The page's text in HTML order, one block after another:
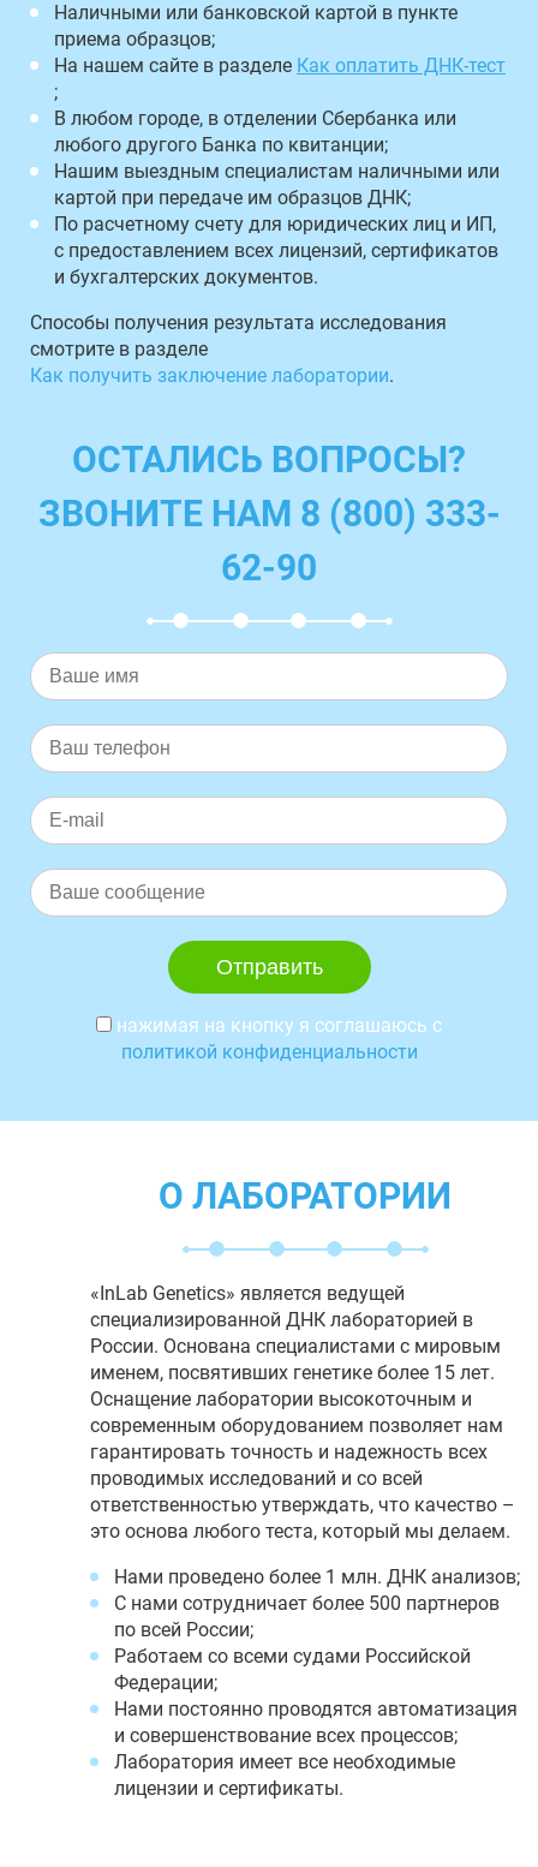
Наличными или банковской картой в пункте
приема образцов;
На нашем сайте в разделе Как оплатить ДНК-тест
;
В любом городе, в отделении Сбербанка или
любого другого Банка по квитанции;
Нашим выездным специалистам наличными или
картой при передаче им образцов ДНК;
По расчетному счету для юридических лиц и ИП,
с предоставлением всех лицензий, сертификатов
и бухгалтерских документов.
Способы получения результата исследования
смотрите в разделе
Как получить заключение лаборатории.
ОСТАЛИСЬ ВОПРОСЫ?
ЗВОНИТЕ НАМ 8 (800) 333-
62-90
нажимая на кнопку я соглашаюсь с
политикой конфиденциальности
О ЛАБОРАТОРИИ
«InLab Genetics» является ведущей
специализированной ДНК лабораторией в
России. Основана специалистами с мировым
именем, посвятивших генетике более 15 лет.
Оснащение лаборатории высокоточным и
современным оборудованием позволяет нам
гарантировать точность и надежность всех
проводимых исследований и со всей
ответственностью утверждать, что качество –
это основа любого теста, который мы делаем.
Нами проведено более 1 млн. ДНК анализов;
С нами сотрудничает более 500 партнеров
по всей России;
Работаем со всеми судами Российской
Федерации;
Нами постоянно проводятся автоматизация
и совершенствование всех процессов;
Лаборатория имеет все необходимые
лицензии и сертификаты.